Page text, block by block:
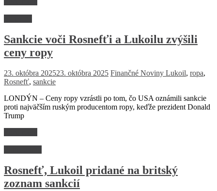
Sankcie voči Rosnefťi a Lukoilu zvýšili
ceny ropy
23. októbra 202523. októbra 2025 Finančné Noviny Lukoil, ropa,
Rosnefť, sankcie
LONDÝN – Ceny ropy vzrástli po tom, čo USA oznámili sankcie
proti najväčším ruským producentom ropy, keďže prezident Donald
Trump
Rosnefť, Lukoil pridané na britský
zoznam sankcií